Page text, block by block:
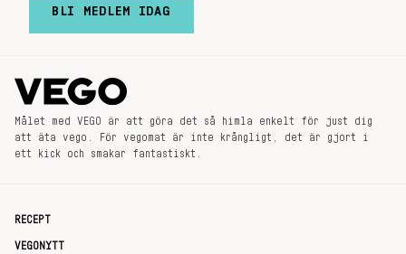
BLI MEDLEM IDAG
Målet med VEGO är att göra det så himla enkelt för just dig
att äta vego. För vegomat är inte krångligt, det är gjort i
ett kick och smakar fantastiskt.
RECEPT
VEGONYTT